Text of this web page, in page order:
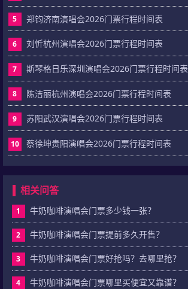
5 郑钧济南演唱会2026门票行程时间表
6 刘忻杭州演唱会2026门票行程时间表
7 斯琴格日乐深圳演唱会2026门票行程时间表
8 陈洁丽杭州演唱会2026门票行程时间表
9 苏阳武汉演唱会2026门票行程时间表
10 蔡徐坤贵阳演唱会2026门票行程时间表
相关问答
1 牛奶咖啡演唱会门票多少钱一张？
2 牛奶咖啡演唱会门票提前多久开售？
3 牛奶咖啡演唱会门票好抢吗？去哪里抢？
4 牛奶咖啡演唱会门票哪里买便宜又靠谱？